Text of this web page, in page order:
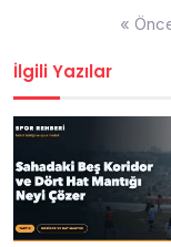
«
İlgili Yazılar